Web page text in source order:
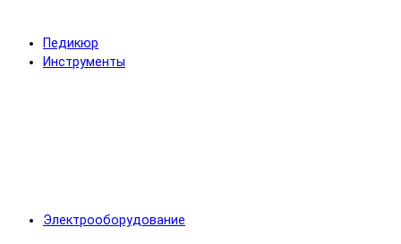
Педикюр
Инструменты
Электрооборудование